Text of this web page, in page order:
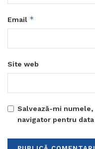
Email *
Site web
Salvează-mi
navigator pentru